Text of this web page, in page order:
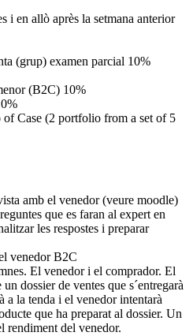
i en allò après la setmana anterior
(grup) examen parcial 10%
(B2C) 10%
of Case (2 portfolio from a set of 5
amb el venedor (veure moodle)
que es faran al expert en
les respostes i preparar
venedor B2C
El venedor i el comprador. El
dossier de ventes que s´entregarà
a la tenda i el venedor intentarà
que ha preparat al dossier. Un
rendiment del venedor.